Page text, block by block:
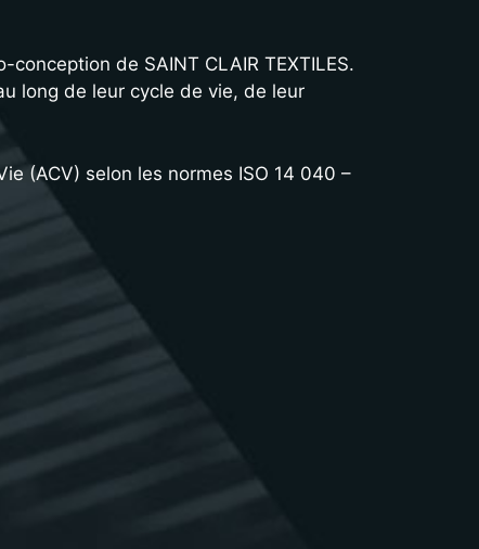
de SAINT CLAIR TEXTILES.
long de leur cycle de vie, de leur
(ACV) selon les normes ISO 14 040 –